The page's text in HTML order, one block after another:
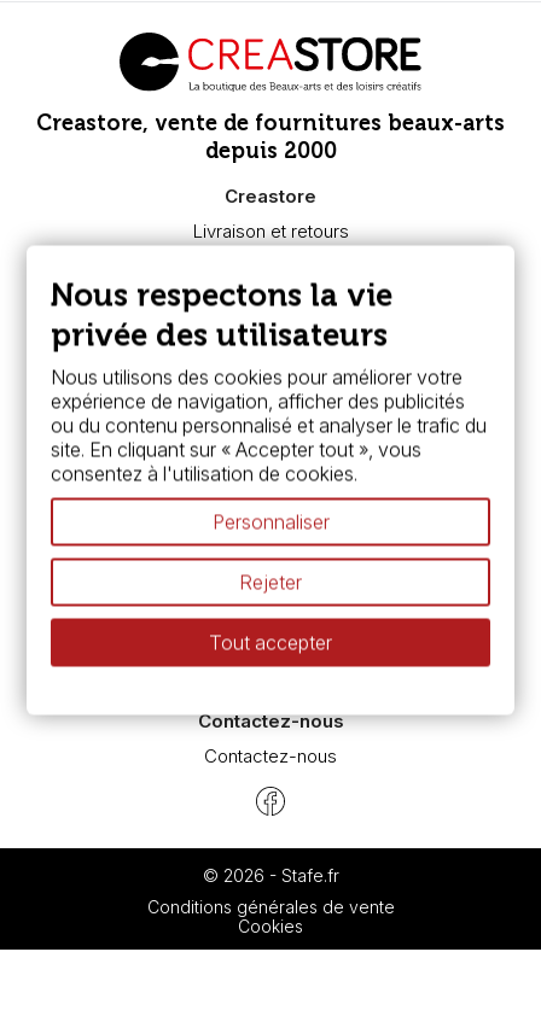
Creastore, vente de fournitures beaux-arts
depuis 2000
Creastore
Livraison et retours
Paiement sécurisé
FAQ
Boutique à Angers
Services
Carte fidélité & avantages
Chèque cadeau, bon cadeaux
Devis & bon de commande
Pass culture - mode d'emploi
Nos promotions en cours
Espace conseils
L’aquarelle en tubes ou en godets ?
Le vocabulaire technique de l’aquarelle
Différence entre peinture Fine et Extra-fine
Préparer une toile pour peinture à l'huile et acrylique
Contactez-nous
Contactez-nous
© 2026 - Stafe.fr
Conditions générales de vente
Cookies
Nous respectons la vie
privée des utilisateurs
Nous utilisons des cookies pour améliorer votre
expérience de navigation, afficher des publicités
ou du contenu personnalisé et analyser le trafic du
site. En cliquant sur « Accepter tout », vous
consentez à l'utilisation de cookies.
Personnaliser
Rejeter
Tout accepter